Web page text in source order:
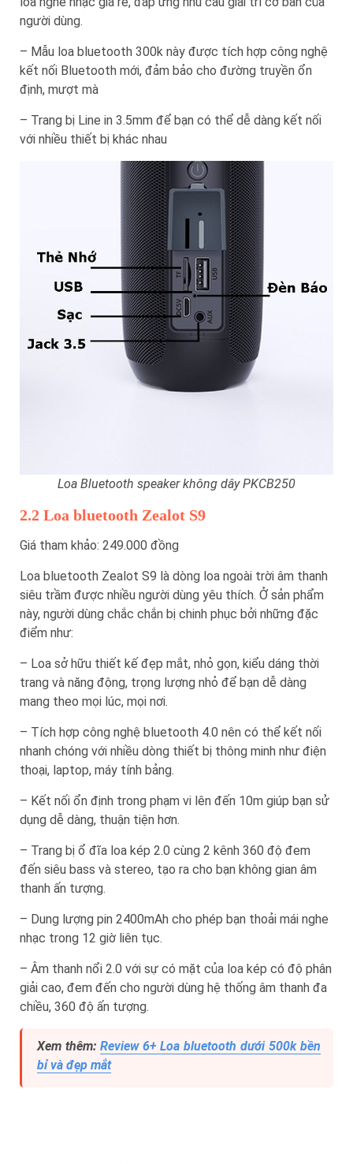
người dùng.
– Mẫu loa bluetooth 300k này được tích hợp công nghệ
kết nối Bluetooth mới, đảm bảo cho đường truyền ổn
định, mượt mà
– Trang bị Line in 3.5mm để bạn có thể dễ dàng kết nối
với nhiều thiết bị khác nhau
Loa Bluetooth speaker không dây PKCB250
2.2 Loa bluetooth Zealot S9
Giá tham khảo: 249.000 đồng
Loa bluetooth Zealot S9 là dòng loa ngoài trời âm thanh
siêu trầm được nhiều người dùng yêu thích. Ở sản phẩm
này, người dùng chắc chắn bị chinh phục bởi những đặc
điểm như:
– Loa sở hữu thiết kế đẹp mắt, nhỏ gọn, kiểu dáng thời
trang và năng động, trọng lượng nhỏ để bạn dễ dàng
mang theo mọi lúc, mọi nơi.
– Tích hợp công nghệ bluetooth 4.0 nên có thể kết nối
nhanh chóng với nhiều dòng thiết bị thông minh như điện
thoại, laptop, máy tính bảng.
– Kết nối ổn định trong phạm vi lên đến 10m giúp bạn sử
dụng dễ dàng, thuận tiện hơn.
– Trang bị ổ đĩa loa kép 2.0 cùng 2 kênh 360 độ đem
đến siêu bass và stereo, tạo ra cho bạn không gian âm
thanh ấn tượng.
– Dung lượng pin 2400mAh cho phép bạn thoải mái nghe
nhạc trong 12 giờ liên tục.
– Âm thanh nổi 2.0 với sự có mặt của loa kép có độ phân
giải cao, đem đến cho người dùng hệ thống âm thanh đa
chiều, 360 độ ấn tượng.
Xem thêm: Review 6+ Loa bluetooth dưới 500k bền
bỉ và đẹp mắt